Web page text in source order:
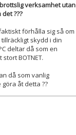
verksamhet utan
???
förhålla sig så om
skydd i din
deltar då som en
BOTNET.
då som vanlig
åt detta ??